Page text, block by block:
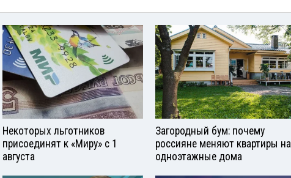
Некоторых льготников
присоединят к «Миру» с 1
августа
Загородный бум: почему
россияне меняют квартиры на
одноэтажные дома